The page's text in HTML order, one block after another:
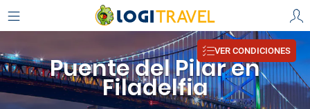
Puente del Pilar en
Filadelfia
VER CONDICIONES